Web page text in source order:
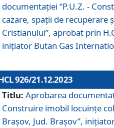
documentaţiei “P.U.Z. -
cazare, spații de recuperare
Cristianului”, aprobat prin
inițiator Butan Gas
926/21.12.2023
Titlu: Aprobarea
Construire imobil locuințe
Brașov, Jud. Brașov”,